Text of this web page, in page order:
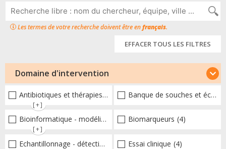
Les termes de votre recherche doivent être enfrançais.
EFFACER TOUS LES FILTRES
Domaine d'intervention
Antibiotiques et thérapies alternatives (18)
[+]
Banque de souches et échantillons
Bioinformatique - modélisation - structure (8)
[+]
Biomarqueurs (4)
Echantillonnage - détection et diagnostic (14)
Essai clinique (4)